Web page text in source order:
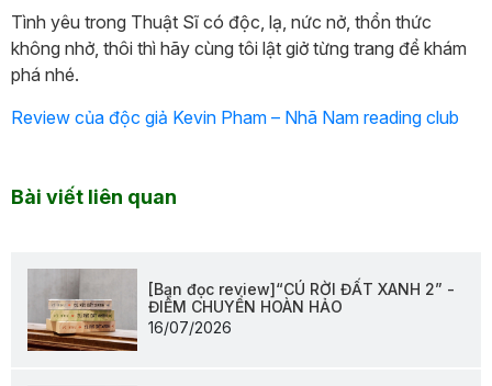
Tình yêu trong Thuật Sĩ có độc, lạ, nức nở, thổn thức
không nhở, thôi thì hãy cùng tôi lật giở từng trang để khám
phá nhé.
Review của độc giả Kevin Pham – Nhã Nam reading club
Bài viết liên quan
[Bạn đọc review]“CÚ RỜI ĐẤT XANH 2” -
ĐIỂM CHUYỂN HOÀN HẢO
16/07/2026